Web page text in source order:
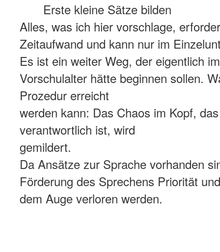
Erste kleine Sätze bilden
Alles, was ich hier vorschlage,
Zeitaufwand und kann nur im
Es ist ein weiter Weg, der eigentlich im
Vorschulalter hätte beginnen sollen.
Prozedur erreicht
werden kann: Das Chaos im Kopf,
verantwortlich ist, wird
gemildert.
Da Ansätze zur Sprache vorhanden
Förderung des Sprechens Priorität
dem Auge verloren werden.